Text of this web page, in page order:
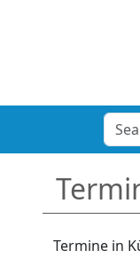
Termine in